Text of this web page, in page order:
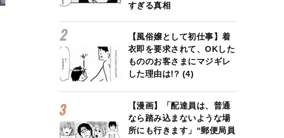
すぎる真相
【風俗嬢として初仕事】着
衣即を要求されて、OKした
もののお客さまにマジギレ
した理由は!? (4)
【漫画】「配達員は、普通
なら踏み込まないような場
所にも行きます」“郵便局員